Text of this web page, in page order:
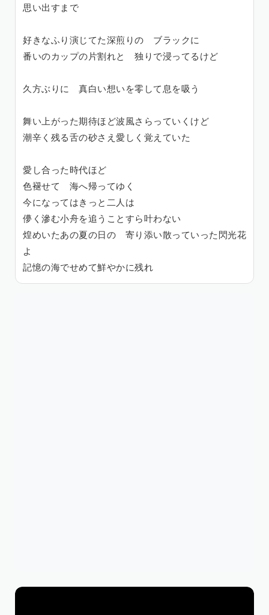
思い出すまで
好きなふり演じてた深煎りの ブラックに
番いのカップの片割れと 独りで浸ってるけど
久方ぶりに 真白い想いを零して息を吸う
舞い上がった期待ほど波風さらっていくけど
潮辛く残る舌の砂さえ愛しく覚えていた
愛し合った時代ほど
色褪せて 海へ帰ってゆく
今になってはきっと二人は
儚く滲む小舟を追うことすら叶わない
煌めいたあの夏の日の 寄り添い散っていった閃光花
よ
記憶の海でせめて鮮やかに残れ